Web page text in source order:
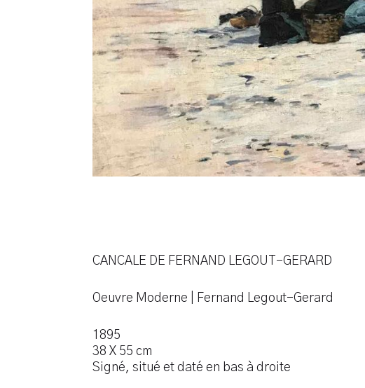
CANCALE DE FERNAND LEGOUT-GERARD
Oeuvre Moderne | Fernand Legout-Gerard
1895
38 X 55 cm
Signé, situé et daté en bas à droite